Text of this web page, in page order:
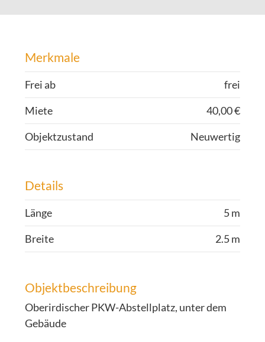
Merkmale
Frei ab
frei
Miete
40,00 €
Ob­jekt­zu­stand
Neu­wer­tig
Details
Länge
5 m
Breite
2.5 m
Objektbeschreibung
Oberirdischer PKW-Abstellplatz, unter dem
Gebäude